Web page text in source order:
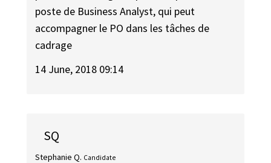
poste de Business Analyst, qui peut
accompagner le PO dans les tâches de
cadrage
14 June, 2018 09:14
SQ
Stephanie Q. Candidate